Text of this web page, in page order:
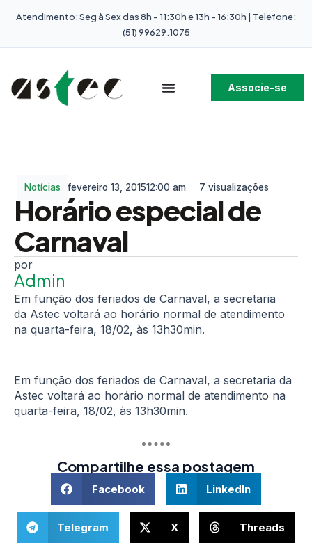
Atendimento: Seg à Sex das 8h - 11:30h e 13h - 16:30h | Telefone:
(51) 99629.1075
Associe-se
Notícias fevereiro 13, 201512:00 am 7 visualizações
Horário especial de
Carnaval
Admin
Em função dos feriados de Carnaval, a secretaria
da Astec voltará ao horário normal de atendimento
na quarta-feira, 18/02, às 13h30min.
Em função dos feriados de Carnaval, a secretaria da
Astec voltará ao horário normal de atendimento na
quarta-feira, 18/02, às 13h30min.
Compartilhe essa postagem
Facebook LinkedIn
Telegram X Threads